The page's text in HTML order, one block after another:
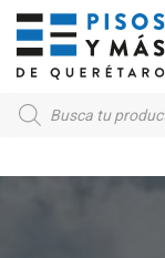
Products
search